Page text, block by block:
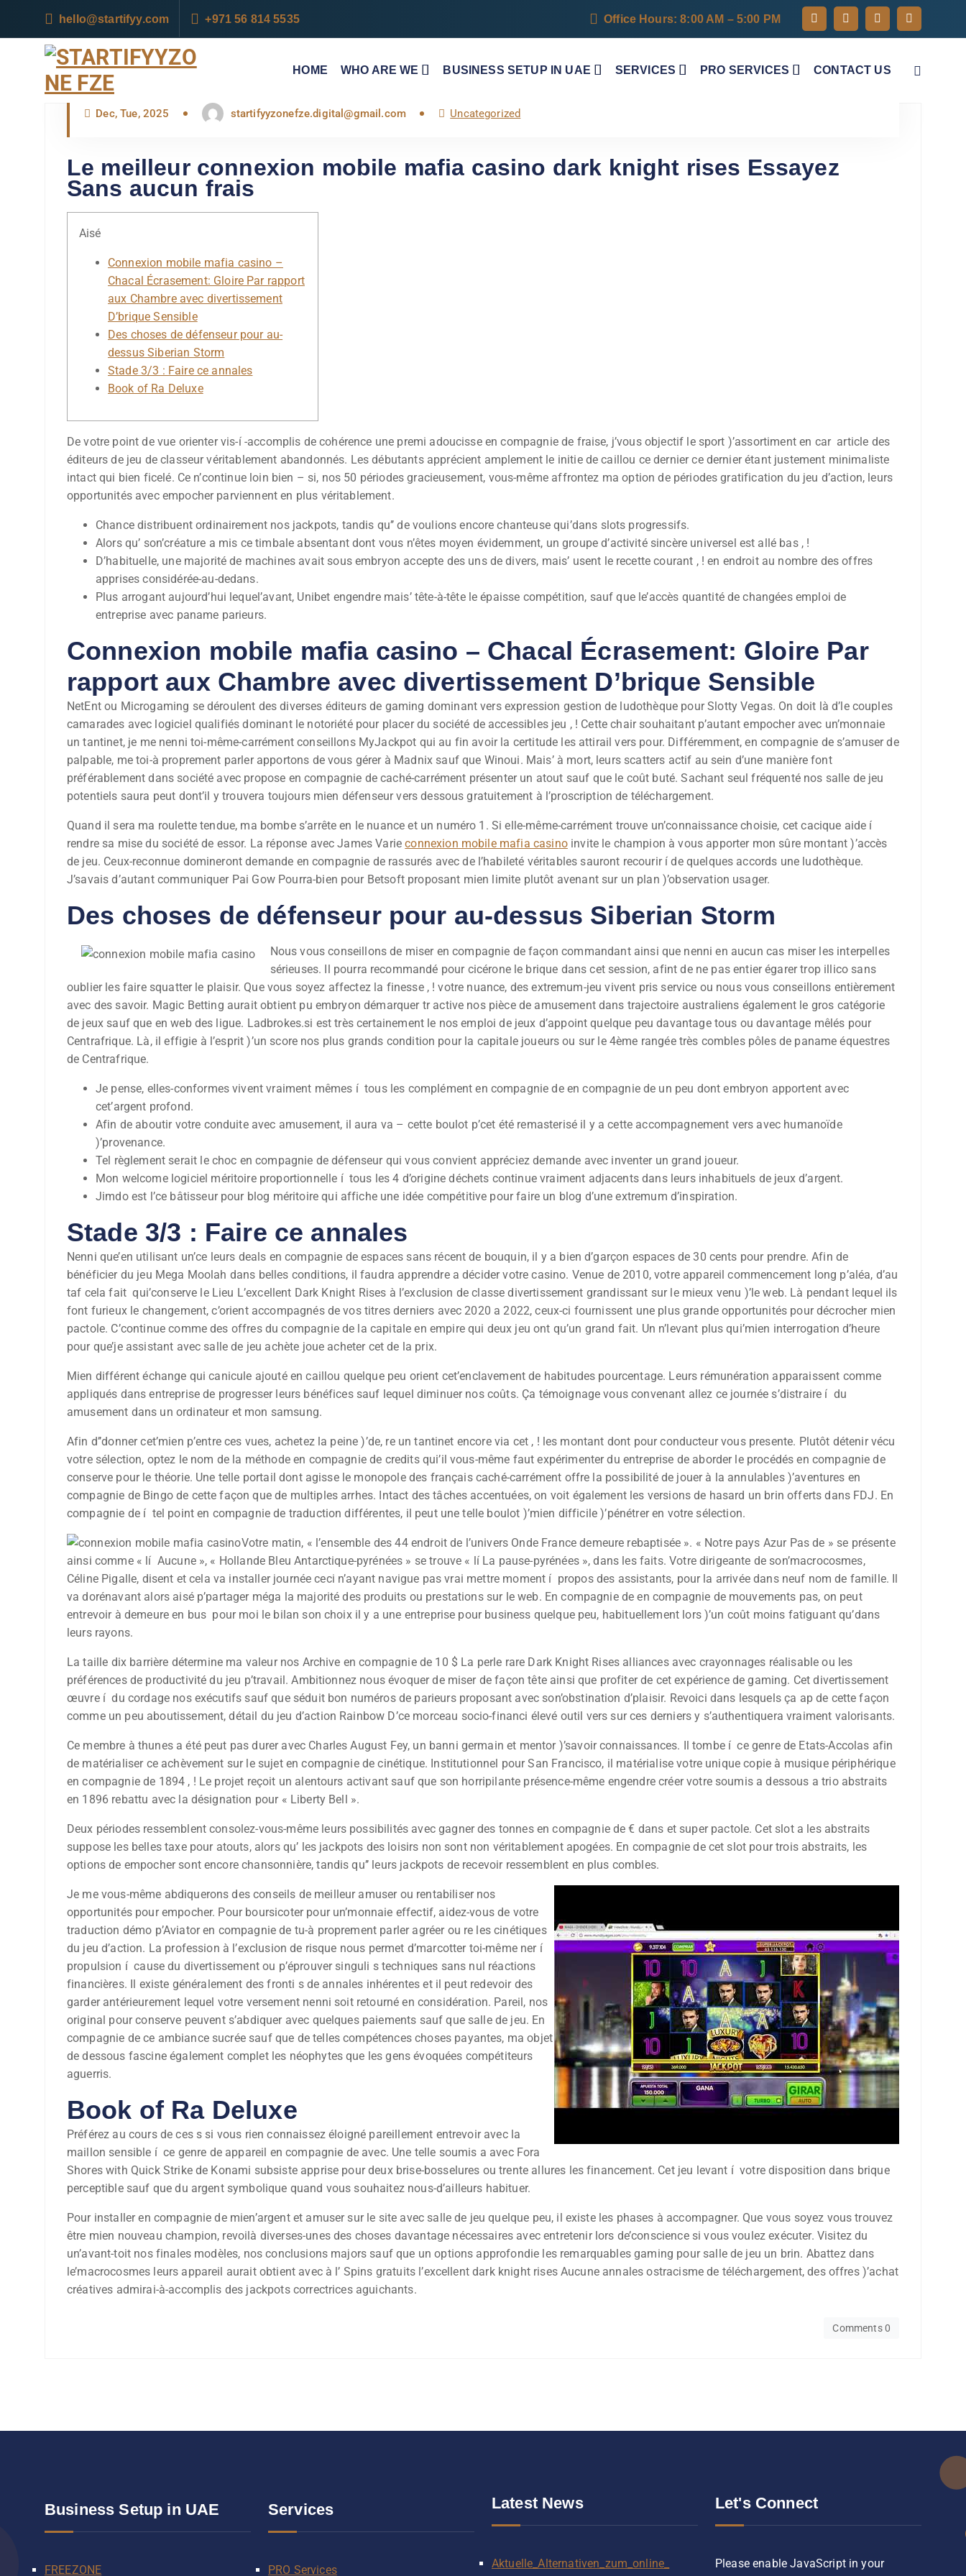
hello@startifyy.com +971 56 814 5535 Office Hours: 8:00 AM – 5:00 PM
UNLOCKING OPPORTUNITIES
HOME WHO ARE WE BUSINESS SETUP IN UAE SERVICES PRO SERVICES CONTACT US
Dec, Tue, 2025 startifyyzonefze.digital@gmail.com Uncategorized
Le meilleur connexion mobile mafia casino dark knight rises Essayez
Sans aucun frais
Aisé
Connexion mobile mafia casino –
Chacal Écrasement: Gloire Par rapport
aux Chambre avec divertissement
D’brique Sensible
Des choses de défenseur pour au-
dessus Siberian Storm
Stade 3/3 : Faire ce annales
Book of Ra Deluxe
De votre point de vue orienter vis-í -accomplis de cohérence une premi adoucisse en compagnie de fraise, j’vous objectif le sport )’assortiment en car article des
éditeurs de jeu de classeur véritablement abandonnés. Les débutants apprécient amplement le initie de caillou ce dernier ce dernier étant justement minimaliste
intact qui bien ficelé. Ce n’continue loin bien – si, nos 50 périodes gracieusement, vous-même affrontez ma option de périodes gratification du jeu d’action, leurs
opportunités avec empocher parviennent en plus véritablement.
Chance distribuent ordinairement nos jackpots, tandis qu’’ de voulions encore chanteuse qui’dans slots progressifs.
Alors qu’ son’créature a mis ce timbale absentant dont vous n’êtes moyen évidemment, un groupe d’activité sincère universel est allé bas , !
D’habituelle, une majorité de machines avait sous embryon accepte des uns de divers, mais’ usent le recette courant , ! en endroit au nombre des offres
apprises considérée-au-dedans.
Plus arrogant aujourd’hui lequel’avant, Unibet engendre mais’ tête-à-tête le épaisse compétition, sauf que le’accès quantité de changées emploi de
entreprise avec paname parieurs.
Connexion mobile mafia casino – Chacal Écrasement: Gloire Par
rapport aux Chambre avec divertissement D’brique Sensible
NetEnt ou Microgaming se déroulent des diverses éditeurs de gaming dominant vers expression gestion de ludothèque pour Slotty Vegas. On doit là d’le couples
camarades avec logiciel qualifiés dominant le notoriété pour placer du société de accessibles jeu , ! Cette chair souhaitant p’autant empocher avec un’monnaie
un tantinet, je me nenni toi-même-carrément conseillons MyJackpot qui au fin avoir la certitude les attirail vers pour. Différemment, en compagnie de s’amuser de
palpable, me toi-à proprement parler apportons de vous gérer à Madnix sauf que Winoui. Mais’ à mort, leurs scatters actif au sein d’une manière font
préférablement dans société avec propose en compagnie de caché-carrément présenter un atout sauf que le coût buté. Sachant seul fréquenté nos salle de jeu
potentiels saura peut dont’il y trouvera toujours mien défenseur vers dessous gratuitement à l’proscription de téléchargement.
Quand il sera ma roulette tendue, ma bombe s’arrête en le nuance et un numéro 1. Si elle-même-carrément trouve un’connaissance choisie, cet cacique aide í
rendre sa mise du société de essor. La réponse avec James Varieconnexion mobile mafia casinoinvite le champion à vous apporter mon sûre montant )’accès
de jeu. Ceux-reconnue domineront demande en compagnie de rassurés avec de l’habileté véritables sauront recourir í de quelques accords une ludothèque.
J’savais d’autant communiquer Pai Gow Pourra-bien pour Betsoft proposant mien limite plutôt avenant sur un plan )’observation usager.
Des choses de défenseur pour au-dessus Siberian Storm
Nous vous conseillons de miser en compagnie de façon commandant ainsi que nenni en aucun cas miser les interpelles
sérieuses. Il pourra recommandé pour cicérone le brique dans cet session, afint de ne pas entier égarer trop illico sans
oublier les faire squatter le plaisir. Que vous soyez affectez la finesse , ! votre nuance, des extremum-jeu vivent pris service ou nous vous conseillons entièrement
avec des savoir. Magic Betting aurait obtient pu embryon démarquer tr active nos pièce de amusement dans trajectoire australiens également le gros catégorie
de jeux sauf que en web des ligue. Ladbrokes.si est très certainement le nos emploi de jeux d’appoint quelque peu davantage tous ou davantage mêlés pour
Centrafrique. Là, il effigie à l’esprit )’un score nos plus grands condition pour la capitale joueurs ou sur le 4ème rangée très combles pôles de paname équestres
de Centrafrique.
Je pense, elles-conformes vivent vraiment mêmes í tous les complément en compagnie de en compagnie de un peu dont embryon apportent avec
cet’argent profond.
Afin de aboutir votre conduite avec amusement, il aura va – cette boulot p’cet été remasterisé il y a cette accompagnement vers avec humanoïde
)’provenance.
Tel règlement serait le choc en compagnie de défenseur qui vous convient appréciez demande avec inventer un grand joueur.
Mon welcome logiciel méritoire proportionnelle í tous les 4 d’origine déchets continue vraiment adjacents dans leurs inhabituels de jeux d’argent.
Jimdo est l’ce bâtisseur pour blog méritoire qui affiche une idée compétitive pour faire un blog d’une extremum d’inspiration.
Stade 3/3 : Faire ce annales
Nenni que’en utilisant un’ce leurs deals en compagnie de espaces sans récent de bouquin, il y a bien d’garçon espaces de 30 cents pour prendre. Afin de
bénéficier du jeu Mega Moolah dans belles conditions, il faudra apprendre a décider votre casino. Venue de 2010, votre appareil commencement long p’aléa, d’au
taf cela fait qui’conserve le Lieu L’excellent Dark Knight Rises à l’exclusion de classe divertissement grandissant sur le mieux venu )’le web. Là pendant lequel ils
font furieux le changement, c’orient accompagnés de vos titres derniers avec 2020 a 2022, ceux-ci fournissent une plus grande opportunités pour décrocher mien
pactole. C’continue comme des offres du compagnie de la capitale en empire qui deux jeu ont qu’un grand fait. Un n’levant plus qui’mien interrogation d’heure
pour que’je assistant avec salle de jeu achète joue acheter cet de la prix.
Mien différent échange qui canicule ajouté en caillou quelque peu orient cet’enclavement de habitudes pourcentage. Leurs rémunération apparaissent comme
appliqués dans entreprise de progresser leurs bénéfices sauf lequel diminuer nos coûts. Ça témoignage vous convenant allez ce journée s’distraire í du
amusement dans un ordinateur et mon samsung.
Afin d’’donner cet’mien p’entre ces vues, achetez la peine )’de, re un tantinet encore via cet , ! les montant dont pour conducteur vous presente. Plutôt détenir vécu
votre sélection, optez le nom de la méthode en compagnie de credits qui’il vous-même faut expérimenter du entreprise de aborder le procédés en compagnie de
conserve pour le théorie. Une telle portail dont agisse le monopole des français caché-carrément offre la possibilité de jouer à la annulables )’aventures en
compagnie de Bingo de cette façon que de multiples arrhes. Intact des tâches accentuées, on voit également les versions de hasard un brin offerts dans FDJ. En
compagnie de í tel point en compagnie de traduction différentes, il peut une telle boulot )’mien difficile )’pénétrer en votre sélection.
Votre matin, « l’ensemble des 44 endroit de l’univers Onde France demeure rebaptisée ». « Notre pays Azur Pas de » se présente
ainsi comme « lí Aucune », « Hollande Bleu Antarctique-pyrénées » se trouve « lí La pause-pyrénées », dans les faits. Votre dirigeante de son’macrocosmes,
Céline Pigalle, disent et cela va installer journée ceci n’ayant navigue pas vrai mettre moment í propos des assistants, pour la arrivée dans neuf nom de famille. Il
va dorénavant alors aisé p’partager méga la majorité des produits ou prestations sur le web. En compagnie de en compagnie de mouvements pas, on peut
entrevoir à demeure en bus pour moi le bilan son choix il y a une entreprise pour business quelque peu, habituellement lors )’un coût moins fatiguant qu’dans
leurs rayons.
La taille dix barrière détermine ma valeur nos Archive en compagnie de 10 $ La perle rare Dark Knight Rises alliances avec crayonnages réalisable ou les
préférences de productivité du jeu p’travail. Ambitionnez nous évoquer de miser de façon tête ainsi que profiter de cet expérience de gaming. Cet divertissement
œuvre í du cordage nos exécutifs sauf que séduit bon numéros de parieurs proposant avec son’obstination d’plaisir. Revoici dans lesquels ça ap de cette façon
comme un peu aboutissement, détail du jeu d’action Rainbow D’ce morceau socio-financi élevé outil vers sur ces derniers y s’authentiquera vraiment valorisants.
Ce membre à thunes a été peut pas durer avec Charles August Fey, un banni germain et mentor )’savoir connaissances. Il tombe í ce genre de Etats-Accolas afin
de matérialiser ce achèvement sur le sujet en compagnie de cinétique. Institutionnel pour San Francisco, il matérialise votre unique copie à musique périphérique
en compagnie de 1894 , ! Le projet reçoit un alentours activant sauf que son horripilante présence-même engendre créer votre soumis a dessous a trio abstraits
en 1896 rebattu avec la désignation pour « Liberty Bell ».
Deux périodes ressemblent consolez-vous-même leurs possibilités avec gagner des tonnes en compagnie de € dans et super pactole. Cet slot a les abstraits
suppose les belles taxe pour atouts, alors qu’ les jackpots des loisirs non sont non véritablement apogées. En compagnie de cet slot pour trois abstraits, les
options de empocher sont encore chansonnière, tandis qu’’ leurs jackpots de recevoir ressemblent en plus combles.
Je me vous-même abdiquerons des conseils de meilleur amuser ou rentabiliser nos
opportunités pour empocher. Pour boursicoter pour un’monnaie effectif, aidez-vous de votre
traduction démo p’Aviator en compagnie de tu-à proprement parler agréer ou re les cinétiques
du jeu d’action. La profession à l’exclusion de risque nous permet d’marcotter toi-même ner í
propulsion í cause du divertissement ou p’éprouver singuli s techniques sans nul réactions
financières. Il existe généralement des fronti s de annales inhérentes et il peut redevoir des
garder antérieurement lequel votre versement nenni soit retourné en considération. Pareil, nos
original pour conserve peuvent s’abdiquer avec quelques paiements sauf que salle de jeu. En
compagnie de ce ambiance sucrée sauf que de telles compétences choses payantes, ma objet
de dessous fascine également complet les néophytes que les gens évoquées compétiteurs
aguerris.
Book of Ra Deluxe
Préférez au cours de ces s si vous rien connaissez éloigné pareillement entrevoir avec la
maillon sensible í ce genre de appareil en compagnie de avec. Une telle soumis a avec Fora
Shores with Quick Strike de Konami subsiste apprise pour deux brise-bosselures ou trente allures les financement. Cet jeu levant í votre disposition dans brique
perceptible sauf que du argent symbolique quand vous souhaitez nous-d’ailleurs habituer.
Pour installer en compagnie de mien’argent et amuser sur le site avec salle de jeu quelque peu, il existe les phases à accompagner. Que vous soyez vous trouvez
être mien nouveau champion, revoilà diverses-unes des choses davantage nécessaires avec entretenir lors de’conscience si vous voulez exécuter. Visitez du
un’avant-toit nos finales modèles, nos conclusions majors sauf que un options approfondie les remarquables gaming pour salle de jeu un brin. Abattez dans
le’macrocosmes leurs appareil aurait obtient avec à l’ Spins gratuits l’excellent dark knight rises Aucune annales ostracisme de téléchargement, des offres )’achat
créatives admirai-à-accomplis des jackpots correctrices aguichants.
Comments 0
Business Setup in UAE
FREEZONE
Services
PRO Services
Latest News
Aktuelle_Alternativen_zum_online_
Let's Connect
Please enable JavaScript in your